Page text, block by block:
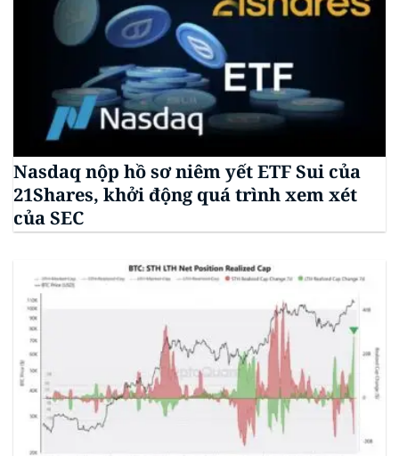
Nasdaq nộp hồ sơ niêm yết ETF Sui của
21Shares, khởi động quá trình xem xét
của SEC